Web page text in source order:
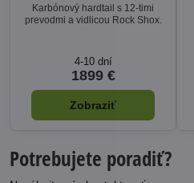
Karbónový hardtail s 12-timi
prevodmi a vidlicou Rock Shox.
4-10 dní
1899 €
Zobraziť
Potrebujete poradiť?